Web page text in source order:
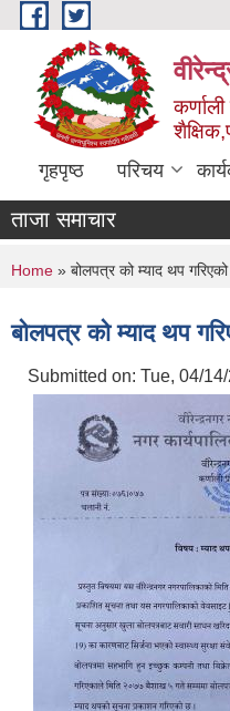
Skip to main content
गृहपृष्ठ परिचय
ताजा समाचार
You are here
Home » बोलपत्र को म्याद थप
बोलपत्र को म्याद थप
Submitted on: Tue, 04/